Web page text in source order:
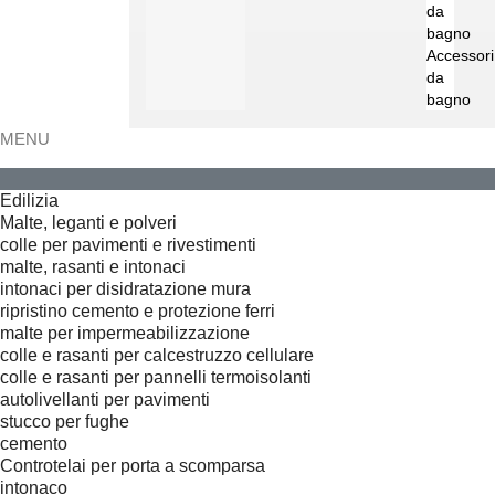
da
bagno
Accessori
da
bagno
MENU
Edilizia
Malte, leganti e polveri
colle per pavimenti e rivestimenti
malte, rasanti e intonaci
intonaci per disidratazione mura
ripristino cemento e protezione ferri
malte per impermeabilizzazione
colle e rasanti per calcestruzzo cellulare
colle e rasanti per pannelli termoisolanti
autolivellanti per pavimenti
stucco per fughe
cemento
Controtelai per porta a scomparsa
intonaco